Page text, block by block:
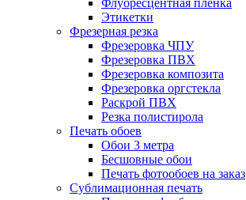
Флуоресцентная пленка
Этикетки
Фрезерная резка
Фрезеровка ЧПУ
Фрезеровка ПВХ
Фрезеровка композита
Фрезеровка оргстекла
Раскрой ПВХ
Резка полистирола
Печать обоев
Обои 3 метра
Бесшовные обои
Печать фотообоев на заказ
Сублимационная печать